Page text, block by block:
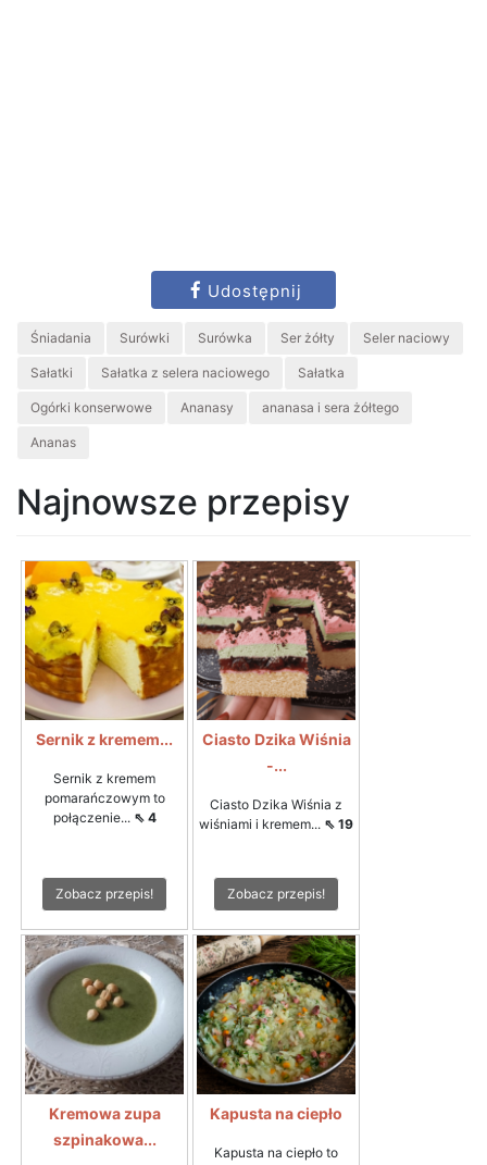
Udostępnij
Śniadania Surówki Surówka Ser żółty Seler naciowy
Sałatki Sałatka z selera naciowego Sałatka
Ogórki konserwowe Ananasy ananasa i sera żółtego
Ananas
Najnowsze przepisy
Sernik z kremem...
Sernik z kremem
pomarańczowym to
połączenie... ⇖ 4
Zobacz przepis!
Ciasto Dzika Wiśnia
-...
Ciasto Dzika Wiśnia z
wiśniami i kremem... ⇖ 19
Zobacz przepis!
Kremowa zupa
szpinakowa...
Kapusta na ciepło
Kapusta na ciepło to